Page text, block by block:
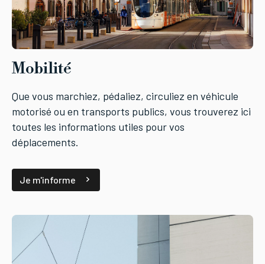
Mobilité
Que vous marchiez, pédaliez, circuliez en véhicule
motorisé ou en transports publics, vous trouverez ici
toutes les informations utiles pour vos
déplacements.
Je m'informe